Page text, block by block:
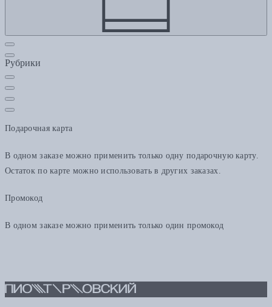
Рубрики
Подарочная карта
В одном заказе можно применить только одну подарочную карту.
Остаток по карте можно использовать в других заказах.
Промокод
В одном заказе можно применить только один промокод